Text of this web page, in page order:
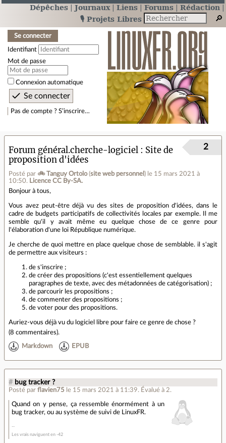
Dépêches Journaux Liens Forums
Rédaction
🎙️ Projets Libres
Se connecter
Identifiant
Mot de passe
Connexion automatique
Pas de compte ? S’inscrire…
Forum général.cherche-logiciel
Site de
proposition d'idées
Posté par 🚲 Tanguy Ortolo(site web personnel ) le 15 mars 2021 à
10:50. Licence CC By‑SA.
2
Bonjour à tous,
Vous avez peut-être déjà vu des sites de proposition d'idées, dans le
cadre de budgets participatifs de collectivités locales par exemple. Il me
semble qu'il y avait même eu quelque chose de ce genre pour
l'élaboration d'une loi République numérique.
Je cherche de quoi mettre en place quelque chose de semblable. il s'agit
de permettre aux visiteurs :
de s'inscrire ;
de créer des propositions (c'est essentiellement quelques
paragraphes de texte, avec des métadonnées de catégorisation) ;
de parcourir les propositions ;
de commenter des propositions ;
de voter pour des propositions.
Auriez-vous déjà vu du logiciel libre pour faire ce genre de chose ?
(8 commentaires).
Markdown EPUB
# bug tracker ?
Posté par flavien75 le 15 mars 2021 à 11:39. Évalué à 2.
Quand on y pense, ça ressemble énormément à un
bug tracker, ou au système de suivi de LinuxFR.
Les vrais naviguent en -42